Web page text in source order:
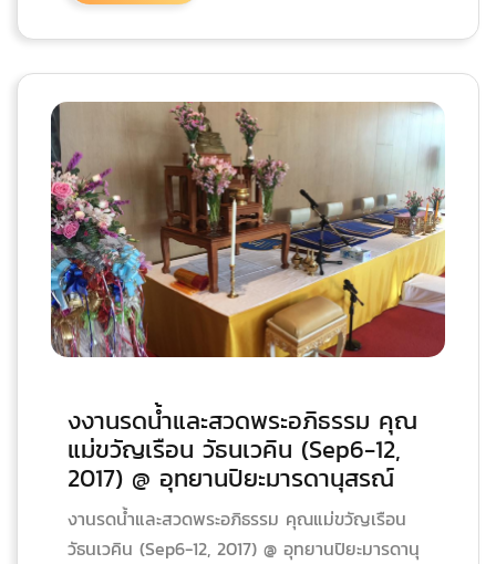
งงานรดน้ำและสวดพระอภิธรรม คุณ
แม่ขวัญเรือน วัธนเวคิน (Sep6-12,
2017) @ อุทยานปิยะมารดานุสรณ์
งานรดน้ำและสวดพระอภิธรรม คุณแม่ขวัญเรือน
วัธนเวคิน (Sep6-12, 2017) @ อุทยานปิยะมารดานุ